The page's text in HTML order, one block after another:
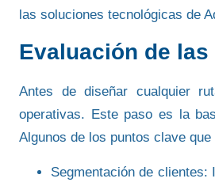
las soluciones tecnológicas de
Evaluación de
Antes de diseñar cualquier
operativas. Este paso es la
Algunos de los puntos clave
Segmentación de clientes: